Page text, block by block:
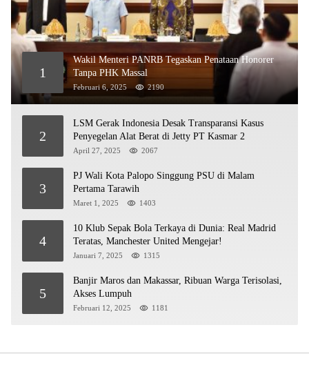
1
Wakil Menteri PANRB Tegaskan Penataan Honorer
Tanpa PHK Massal
Februari 6, 2025 2190
2
LSM Gerak Indonesia Desak Transparansi Kasus
Penyegelan Alat Berat di Jetty PT Kasmar 2
April 27, 2025 2067
3
PJ Wali Kota Palopo Singgung PSU di Malam
Pertama Tarawih
Maret 1, 2025 1403
4
10 Klub Sepak Bola Terkaya di Dunia: Real Madrid
Teratas, Manchester United Mengejar!
Januari 7, 2025 1315
5
Banjir Maros dan Makassar, Ribuan Warga Terisolasi,
Akses Lumpuh
Februari 12, 2025 1181